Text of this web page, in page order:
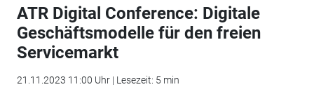
ATR Digital Conference: Digitale
Geschäftsmodelle für den freien
Servicemarkt
21.11.2023 11:00 Uhr | Lesezeit: 5 min